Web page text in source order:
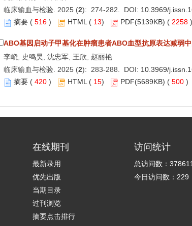
临床输血与检验. 2025 (2): 274-282. DOI: 10.3969/
摘要(516 ) HTML(13) PDF(5139KB) (2258 )
ABO基因启动子甲基化在肿瘤患者ABO血型抗原表达减弱
李峣, 史鸣昊, 沈忠军, 王欣, 赵丽艳
临床输血与检验. 2025 (2): 283-288. DOI: 10.3969/
摘要(420 ) HTML(15) PDF(5689KB) (500 )
在线期刊
最新录用
优先出版
当期目录
过刊浏览
摘要点击排行
访问统计
总访问数：
今日访问数： 229